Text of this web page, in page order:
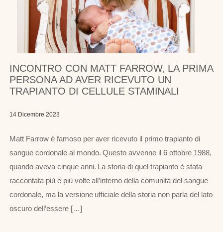
INCONTRO CON MATT FARROW, LA PRIMA
PERSONA AD AVER RICEVUTO UN
TRAPIANTO DI CELLULE STAMINALI
14 Dicembre 2023
Matt Farrow è famoso per aver ricevuto il primo trapianto di
sangue cordonale al mondo. Questo avvenne il 6 ottobre 1988,
quando aveva cinque anni. La storia di quel trapianto è stata
raccontata più e più volte all’interno della comunità del sangue
cordonale, ma la versione ufficiale della storia non parla del lato
oscuro dell’essere […]